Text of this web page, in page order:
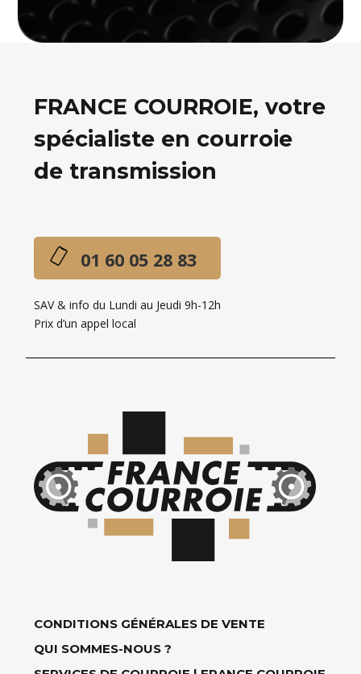
FRANCE COURROIE, votre
spécialiste en courroie
de transmission
01 60 05 28 83
SAV & info du Lundi au Jeudi 9h-12h
Prix d’un appel local
CONDITIONS GÉNÉRALES DE VENTE
QUI SOMMES-NOUS ?